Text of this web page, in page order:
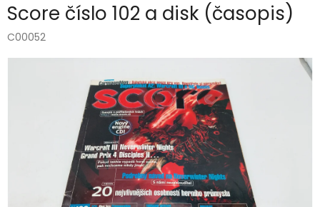
Score číslo 102 a disk (časopis)
C00052